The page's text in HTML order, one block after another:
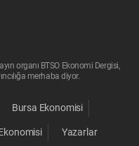
organı BTSO Ekonomi Dergisi,
merhaba diyor.
Bursa Ekonomisi
Yazarlar